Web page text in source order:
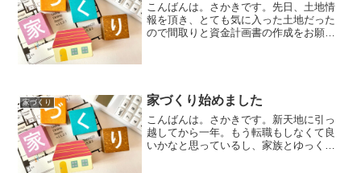
こんばんは。さかきです。先日、土地情
報を頂き、とても気に入った土地だった
ので間取りと資金計画書の作成をお願い
家づくり 家づくり始めました
こんばんは。さかきです。新天地に引っ
越してから一年。もう転職もしなくて良
いかなと思っているし、家族とゆっくり